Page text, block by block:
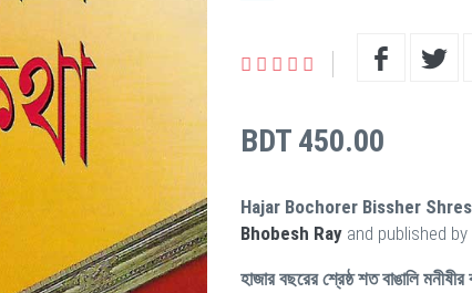
BDT 450.00
Hajar Bochorer Bissher
Bhobesh Ray and published by
হাজার বছরের শ্রেষ্ঠ শত বাঙালি মনীষীর